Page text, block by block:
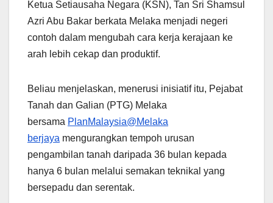
p
o
k
Ketua Setiausaha Negara (KSN), Tan Sri Shamsul
Azri Abu Bakar berkata Melaka menjadi negeri
contoh dalam mengubah cara kerja kerajaan ke
arah lebih cekap dan produktif.
Beliau menjelaskan, menerusi inisiatif itu, Pejabat
Tanah dan Galian (PTG) Melaka
bersama PlanMalaysia@Melaka
berjaya mengurangkan tempoh urusan
pengambilan tanah daripada 36 bulan kepada
hanya 6 bulan melalui semakan teknikal yang
bersepadu dan serentak.